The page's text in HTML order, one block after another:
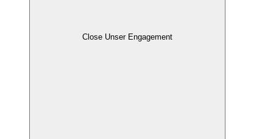
Close Unser Engagement